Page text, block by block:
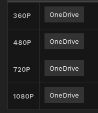
360P OneDrive
480P OneDrive
720P OneDrive
1080P OneDrive